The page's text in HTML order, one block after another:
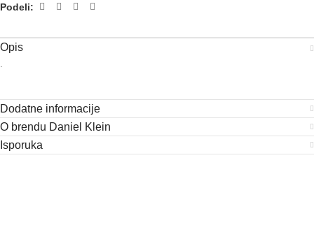
Podeli:
Opis
.
Dodatne informacije
O brendu Daniel Klein
Isporuka